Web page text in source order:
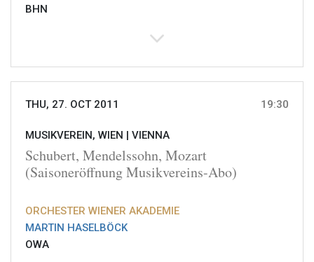
BHN
THU, 27. OCT 2011 19:30
MUSIKVEREIN, WIEN | VIENNA
Schubert, Mendelssohn, Mozart
(Saisoneröffnung Musikvereins-Abo)
ORCHESTER WIENER AKADEMIE
MARTIN HASELBÖCK
OWA